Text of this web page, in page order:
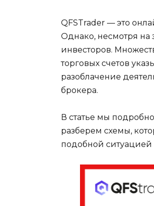
QFSTrader — это
Однако, несмотря на
инвесторов.
торговых счетов
разоблачение
брокера.
В статье мы
разберем схемы,
подобной ситуацией